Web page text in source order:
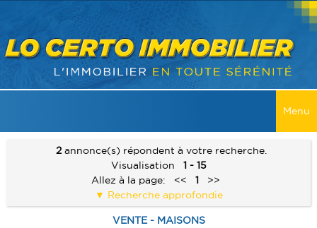
Menu
ACCUEIL
TOUTES LES VENTES
LOCATIONS
2 annonce(s) répondent à votre recherche.
Visualisation
1 - 15
Allez à la page:
<< 1
>>
Recherche approfondie
VENTE - MAISONS